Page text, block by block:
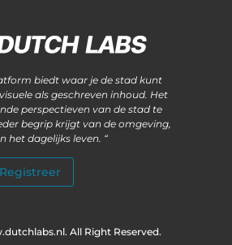
biedt waar je de stad kunt
als geschreven inhoud. Het
perspectieven van de stad te
begrip krijgt van de omgeving,
het dagelijks leven. “
Registreer
All Right Reserved.